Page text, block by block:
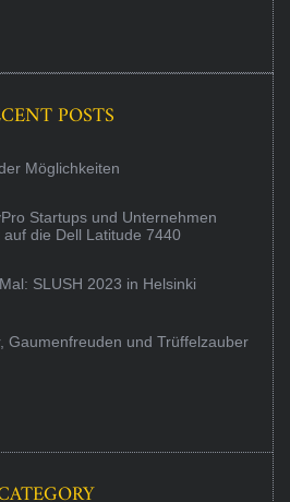
POSTS
Möglichkeiten
Startups und Unternehmen
die Dell Latitude 7440
SLUSH 2023 in Helsinki
Gaumenfreuden und Trüffelzauber